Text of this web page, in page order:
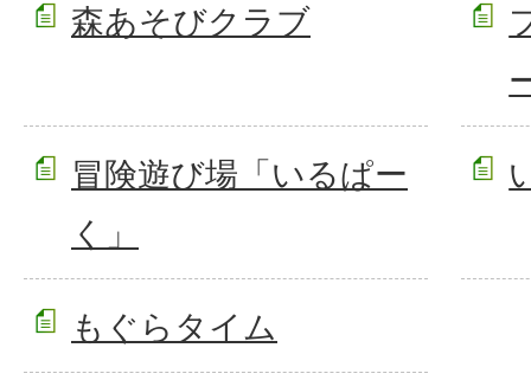
森あそびクラブ
冒険遊び場「いるぱー
く」
もぐらタイム